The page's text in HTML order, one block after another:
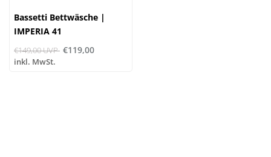
Bassetti Bettwäsche |
IMPERIA 41
€149,00 UVP €119,00
inkl. MwSt.